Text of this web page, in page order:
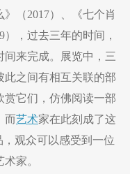
（2017）、《七个肖
，过去三年的时间，
间来完成。展览中，三
之间有相互关联的部
它们，仿佛阅读一部
而艺术家在此刻成了这
观众可以感受到一位
家。